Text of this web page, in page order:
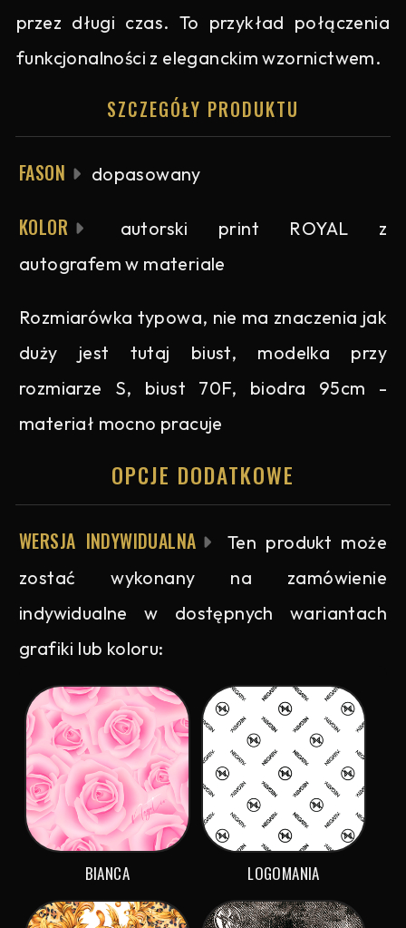
przez długi czas. To przykład połączenia
funkcjonalności z eleganckim wzornictwem.
SZCZEGÓŁY PRODUKTU
FASON dopasowany
KOLOR
autorski print ROYAL z
autografem w materiale
Rozmiarówka typowa, nie ma znaczenia jak
duży jest tutaj biust, modelka przy
rozmiarze S, biust 70F, biodra 95cm -
materiał mocno pracuje
OPCJE DODATKOWE
WERSJA INDYWIDUALNA
Ten produkt może
zostać wykonany na zamówienie
indywidualne w dostępnych wariantach
grafiki lub koloru:
BIANCA LOGOMANIA